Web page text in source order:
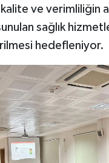
ve verimliliğin
sağlık
hedefleniyor.